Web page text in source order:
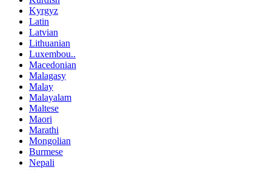
Kyrgyz
Latin
Latvian
Lithuanian
Luxembou..
Macedonian
Malagasy
Malay
Malayalam
Maltese
Maori
Marathi
Mongolian
Burmese
Nepali